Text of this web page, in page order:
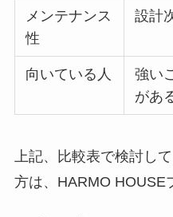
メンテナンス
性
設計
向いている人
強い
があ
上記、比較表で検討し
方は、HARMO HOUSE